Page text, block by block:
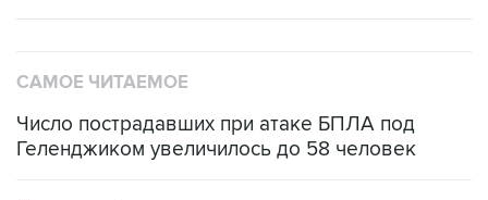
САМОЕ ЧИТАЕМОЕ
Число пострадавших при атаке БПЛА под
Геленджиком увеличилось до 58 человек